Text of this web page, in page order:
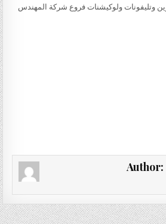
وتليفونات ولوكيشنات فروع شركة المهندس
Author: